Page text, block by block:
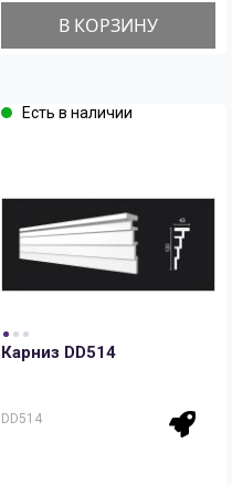
В КОРЗИНУ
Есть в наличии
Карниз DD514
DD514